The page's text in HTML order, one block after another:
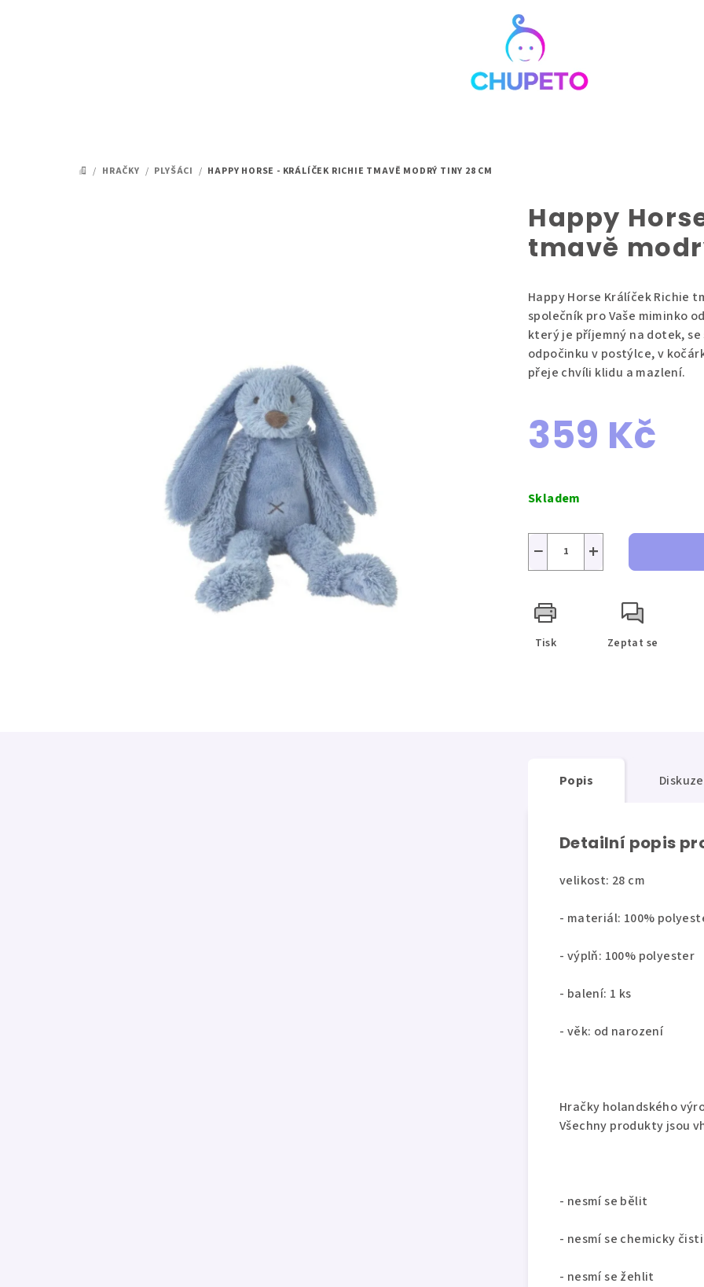
DOMŮ
/ HRAČKY / PLYŠÁCI / HAPPY HORSE - KRÁLÍČEK RICHIE TMAVĚ MODRÝ TINY 28 CM
Happy
tmavě
Happy Horse Králíček Richie
společník pro Vaše miminko
který je příjemný na dotek,
odpočinku v postýlce, v
přeje chvíli klidu a mazlení.
359 Kč
cena:
Skladem
+
−
Tisk Zeptat se
Popis Diskuze
Detailní popis
velikost: 28 cm
- materiál: 100%
- výplň: 100% polyester
- balení: 1 ks
- věk: od narození
Hračky holandského
Všechny produkty jsou
- nesmí se bělit
- nesmí se chemicky
- nesmí se žehlit